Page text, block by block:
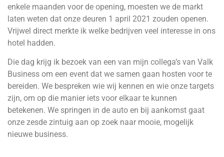
enkele maanden voor de opening, moesten we de markt
laten weten dat onze deuren 1 april 2021 zouden openen.
Vrijwel direct merkte ik welke bedrijven veel interesse in ons
hotel hadden.
Die dag krijg ik bezoek van een van mijn collega’s van Valk
Business om een event dat we samen gaan hosten voor te
bereiden. We bespreken wie wij kennen en wie onze targets
zijn, om op die manier iets voor elkaar te kunnen
betekenen. We springen in de auto en bij aankomst gaat
onze zesde zintuig aan op zoek naar mooie, mogelijk
nieuwe business.